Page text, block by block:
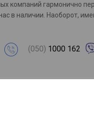
компаний гармонично
в наличии. Наоборот,
(050) 1000 162